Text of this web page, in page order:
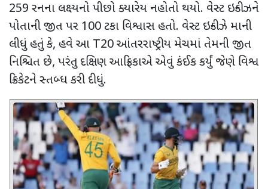
259 રનના લક્ષ્યનો પીછો ક્યારેય નહોતો થયો. વેસ્ટ ઇન્ડીઝને
પોતાની જીત પર 100 ટકા વિશ્વાસ હતો. વેસ્ટ ઇન્ડીઝે માની
લીધું હતું કે, હવે આ T20આંતરરાષ્ટ્રીય મેચમાં તેમની જીત
નિશ્ચિત છે, પરંતુ દક્ષિણ આફ્રિકાએ એવું કંઈક કર્યું જેણે વિશ્વ
ક્રિકેટને સ્તબ્ધ કરી દીધું.